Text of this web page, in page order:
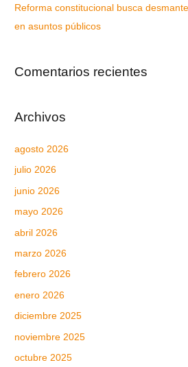
Reforma constitucional busca
en asuntos públicos
Comentarios recientes
Archivos
agosto 2026
julio 2026
junio 2026
mayo 2026
abril 2026
marzo 2026
febrero 2026
enero 2026
diciembre 2025
noviembre 2025
octubre 2025